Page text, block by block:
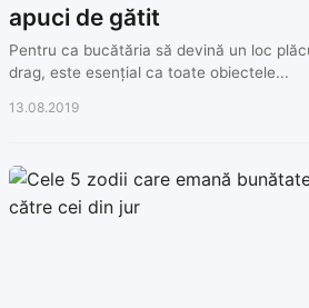
apuci de gătit
Pentru ca bucătăria să devină un loc
drag, este esențial ca toate obiectele...
13.08.2019